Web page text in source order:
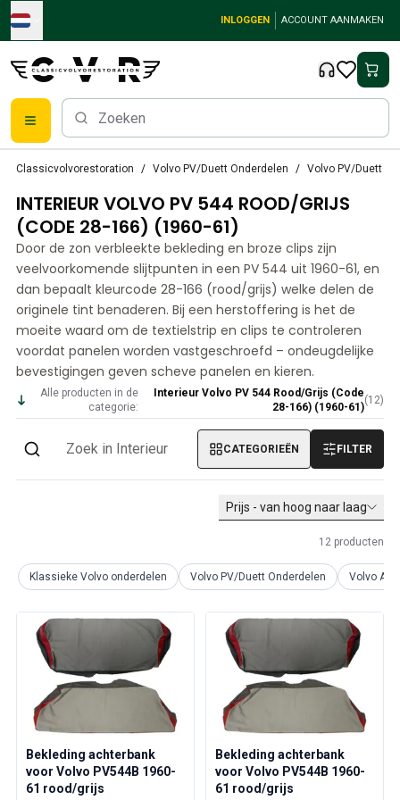
Skip to main content
INLOGGEN ACCOUNT AANMAKEN
Volvo PV/Duett Onderdelen
Volvo PV/Duett remsysteem
Volvo PV/Duett Brandstof-/uitlaatsysteem
Volvo PV/Duett Elektrische apparatuur
Volvo PV/Duett Voorvering
Volvo PV/Duett interieur onderdelen
Volvo PV/Duett Lichaamsdelen
Volvo PV/Duett Transmissie/Achterophanging
Volvo PV/Duett Koelsysteem
Volvo PV/Duett motoronderdelen
Volvo PV/Duett Diversen
Volvo PV/Duett motor gasklepverbinding
Volvo PV/Duett Heater/Fresh Air
Volvo PV/Duett Wielen/Hoofdkappen
Volvo Amazon Koelsysteem
Volvo Amazon Elektrische uitrusting
Volvo Amazon Motoronderdelen
Volvo Amazon Motor gasklepverbinding
Volvo Amazon Brandstof-/uitlaatsysteem
Volvo Amazon Voorwielophanging
Volvo Amazon Interieur onderdelen
Kachel/Frisse lucht
Volvo Amazon Transmissie/Achterophanging
Volvo Amazon Diverse onderdelen
Volvo Amazon Wielen/Hoofdkappen
Classicvolvorestoration Volvo PV/Duett Onderdelen Volvo PV/Duett
INTERIEUR VOLVO PV 544 ROOD/GRIJS
(CODE 28-166) (1960-61)
Door de zon verbleekte bekleding en broze clips zijn
veelvoorkomende slijtpunten in een PV 544 uit 1960-61, en
dan bepaalt kleurcode 28-166 (rood/grijs) welke delen de
originele tint benaderen. Bij een herstoffering is het de
moeite waard om de textielstrip en clips te controleren
voordat panelen worden vastgeschroefd – ondeugdelijke
bevestigingen geven scheve panelen en kieren.
Alle producten in de
categorie:
Interieur Volvo PV 544 Rood/Grijs (Code
28-166) (1960-61)
(12)
CATEGORIEËN FILTER
Prijs - van hoog naar laag
12 producten
Klassieke Volvo onderdelen Volvo PV/Duett Onderdelen Volvo
Bekleding achterbank
voor Volvo PV544B 1960-
61 rood/grijs
Bekleding achterbank
voor Volvo PV544B 1960-
61 rood/grijs